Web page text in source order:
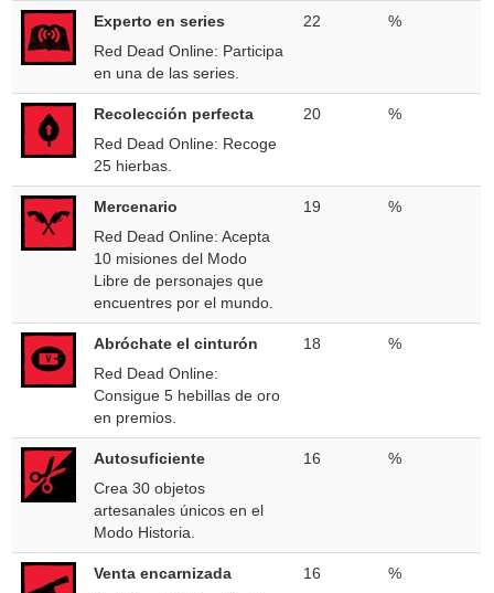
Experto en series
Red Dead Online: Participa
en una de las series.
22 %
Recolección perfecta
Red Dead Online: Recoge
25 hierbas.
20 %
Mercenario
Red Dead Online: Acepta
10 misiones del Modo
Libre de personajes que
encuentres por el mundo.
19 %
Abróchate el cinturón
Red Dead Online:
Consigue 5 hebillas de oro
en premios.
18 %
Autosuficiente
Crea 30 objetos
artesanales únicos en el
Modo Historia.
16 %
Venta encarnizada
16 %